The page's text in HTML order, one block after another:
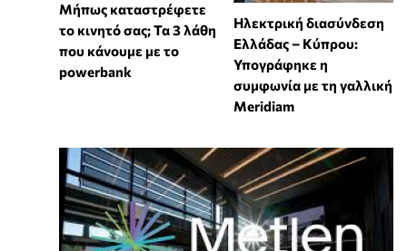
Μήπως καταστρέφετε
το κινητό σας; Τα 3 λάθη
που κάνουμε με το
powerbank
Ηλεκτρική διασύνδεση
Ελλάδας – Κύπρου:
Υπογράφηκε η
συμφωνία με τη γαλλική
Meridiam